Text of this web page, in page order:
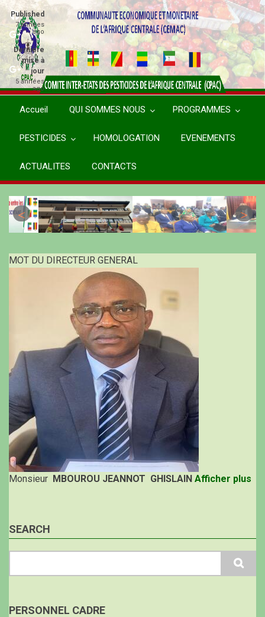
Aller
contenu
principal
Accueil QUI SOMMES NOUS PROGRAMMES
PESTICIDES HOMOLOGATION EVENEMENTS
ACTUALITES CONTACTS
MOT DU DIRECTEUR GENERAL
Monsieur MBOUROU JEANNOT GHISLAIN Afficher plus
SEARCH
PERSONNEL CADRE
Published
7 années
ago
Dernière
mise à
jour
5 années
ago